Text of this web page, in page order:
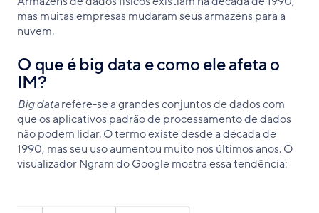
mas muitas empresas mudaram seus armazéns para a
nuvem.
O que é big data e como ele afeta o
IM?
Big datarefere-se a grandes conjuntos de dados com
que os aplicativos padrão de processamento de dados
não podem lidar. O termo existe desde a década de
1990, mas seu uso aumentou muito nos últimos anos. O
visualizador Ngram do Google mostra essa tendência: